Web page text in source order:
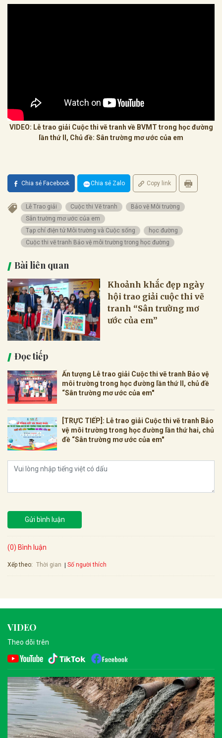
VIDEO: Lễ trao giải Cuộc thi vẽ tranh về BVMT trong học đường
lần thứ II, Chủ đề: Sân trường mơ ước của em
Chia sẻ Facebook Chia sẻ Zalo Copy link
Lễ Trao giải Cuộc thi Vẽ tranh
Bảo vệ Môi trường
Sân trường mơ ước của em
Tạp chí điện tử Môi trường và Cuộc sống
học đường
Cuộc thi vẽ tranh Bảo vệ môi trường trong học đường
Bài liên quan
Khoảnh khắc đẹp ngày
hội trao giải cuộc thi vẽ
tranh “Sân trường mơ
ước của em”
Đọc tiếp
Ấn tượng Lễ trao giải Cuộc thi vẽ tranh Bảo vệ
môi trường trong học đường lần thứ II, chủ đề
“Sân trường mơ ước của em"
[TRỰC TIẾP]: Lễ trao giải Cuộc thi vẽ tranh Bảo
vệ môi trường trong học đường lần thứ hai, chủ
đề “Sân trường mơ ước của em"
Gửi bình luận
(0) Bình luận
Xếp theo: Thời gian Số người thích
VIDEO
Theo dõi trên